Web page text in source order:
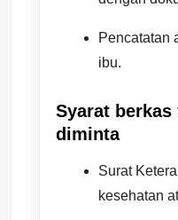
Pencatatan
ibu.
Syarat berkas
diminta
Surat
kesehatan